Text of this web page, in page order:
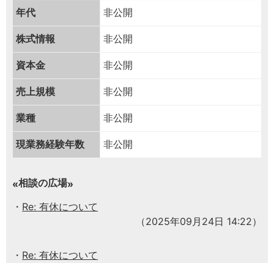
年代 非公開
株式情報 非公開
資本金 非公開
売上規模 非公開
業種 非公開
現業務経験年数 非公開
相談の広場
Re: 有休について
（2025年09月24日 14:22）
Re: 有休について